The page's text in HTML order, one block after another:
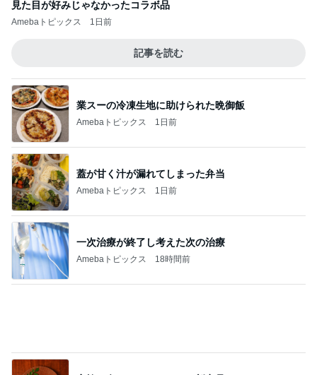
Amebaトピックス 1日前
一次治療が終了し考えた次の治療
Amebaトピックス 18時間前
家族に奪われたコストコの新商品
Amebaトピックス 1日前